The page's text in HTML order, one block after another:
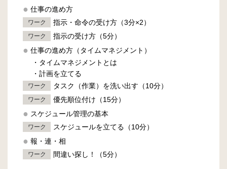
仕事の進め方
ワーク 指示・命令の受け方（3分×2）
ワーク
指示の受け方（5分）
仕事の進め方（タイムマネジメント）
・タイムマネジメントとは
・計画を立てる
ワーク タスク（作業）を洗い出す（10分）
ワーク
優先順位付け（15分）
スケジュール管理の基本
ワーク
スケジュールを立てる（10分）
報・連・相
ワーク 間違い探し！（5分）